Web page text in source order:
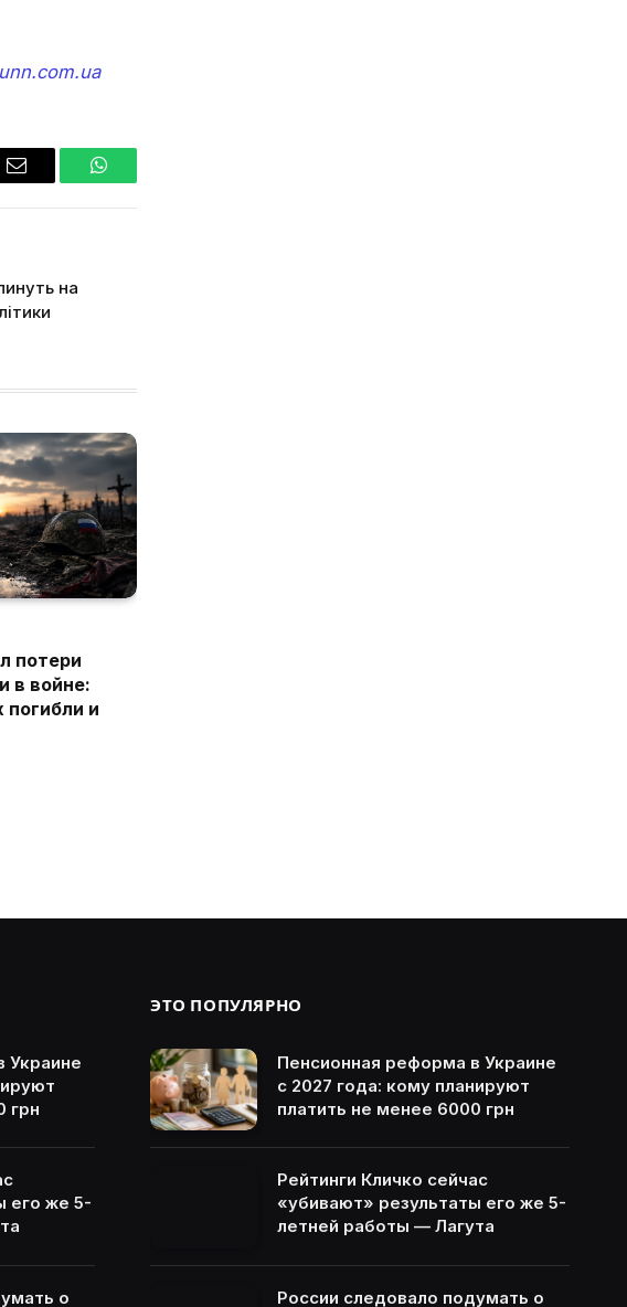
Email WhatsApp
на
потери
в войне:
погибли и
Украине
грн
его же 5-
о
ЭТО ПОПУЛЯРНО
Пенсионная реформа в Украине
с 2027 года: кому планируют
платить не менее 6000 грн
Рейтинги Кличко сейчас
«убивают» результаты его же 5-
летней работы — Лагута
России следовало подумать о